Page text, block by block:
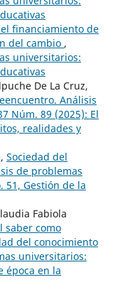
financiamiento de
del cambio ,
universitarios:
De La Cruz,
Análisis
Núm. 89 (2025): El
realidades y
Sociedad del
de problemas
51, Gestión de la
Fabiola
saber como
del conocimiento
universitarios:
época en la